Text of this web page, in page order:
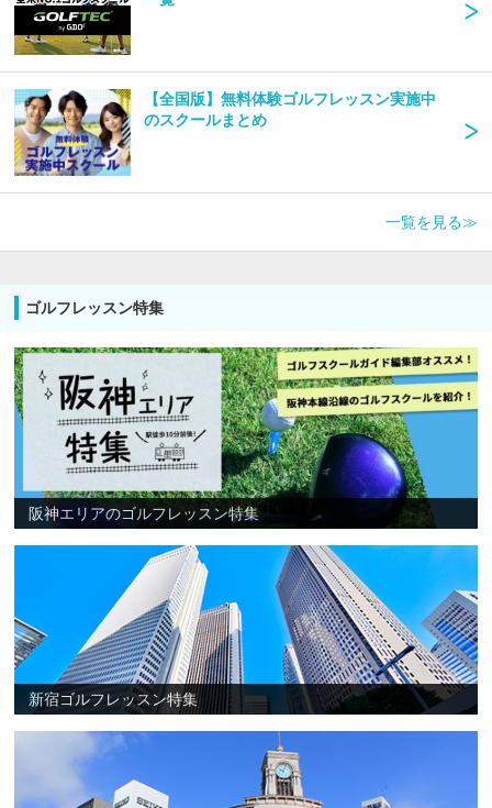
【全国版】無料体験ゴルフレッスン実施中
のスクールまとめ
一覧を見る≫
ゴルフレッスン特集
阪神エリアのゴルフレッスン特集
新宿ゴルフレッスン特集